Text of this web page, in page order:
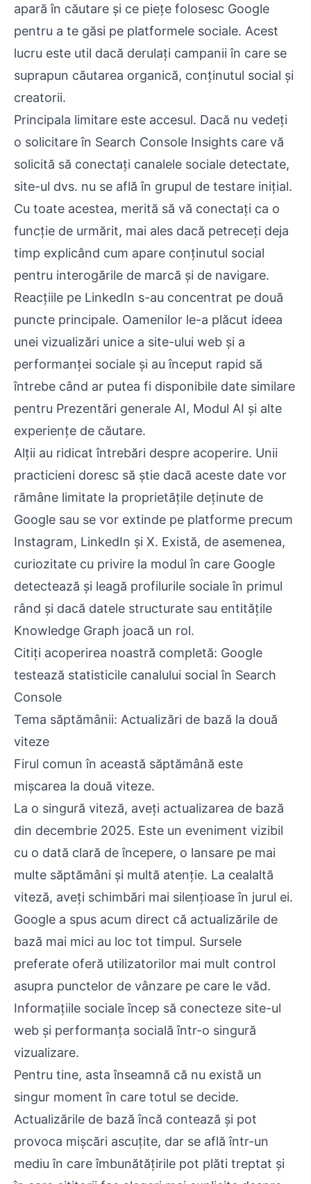
apară în căutare și ce piețe folosesc Google
pentru a te găsi pe platformele sociale. Acest
lucru este util dacă derulați campanii în care se
suprapun căutarea organică, conținutul social și
creatorii.
Principala limitare este accesul. Dacă nu vedeți
o solicitare în Search Console Insights care vă
solicită să conectați canalele sociale detectate,
site-ul dvs. nu se află în grupul de testare inițial.
Cu toate acestea, merită să vă conectați ca o
funcție de urmărit, mai ales dacă petreceți deja
timp explicând cum apare conținutul social
pentru interogările de marcă și de navigare.
Reacțiile pe LinkedIn s-au concentrat pe două
puncte principale. Oamenilor le-a plăcut ideea
unei vizualizări unice a site-ului web și a
performanței sociale și au început rapid să
întrebe când ar putea fi disponibile date similare
pentru Prezentări generale AI, Modul AI și alte
experiențe de căutare.
Alții au ridicat întrebări despre acoperire. Unii
practicieni doresc să știe dacă aceste date vor
rămâne limitate la proprietățile deținute de
Google sau se vor extinde pe platforme precum
Instagram, LinkedIn și X. Există, de asemenea,
curiozitate cu privire la modul în care Google
detectează și leagă profilurile sociale în primul
rând și dacă datele structurate sau entitățile
Knowledge Graph joacă un rol.
Citiți acoperirea noastră completă: Google
testează statisticile canalului social în Search
Console
Tema săptămânii: Actualizări de bază la două
viteze
Firul comun în această săptămână este
mișcarea la două viteze.
La o singură viteză, aveți actualizarea de bază
din decembrie 2025. Este un eveniment vizibil
cu o dată clară de începere, o lansare pe mai
multe săptămâni și multă atenție. La cealaltă
viteză, aveți schimbări mai silențioase în jurul ei.
Google a spus acum direct că actualizările de
bază mai mici au loc tot timpul. Sursele
preferate oferă utilizatorilor mai mult control
asupra punctelor de vânzare pe care le văd.
Informațiile sociale încep să conecteze site-ul
web și performanța socială într-o singură
vizualizare.
Pentru tine, asta înseamnă că nu există un
singur moment în care totul se decide.
Actualizările de bază încă contează și pot
provoca mișcări ascuțite, dar se află într-un
mediu în care îmbunătățirile pot plăti treptat și